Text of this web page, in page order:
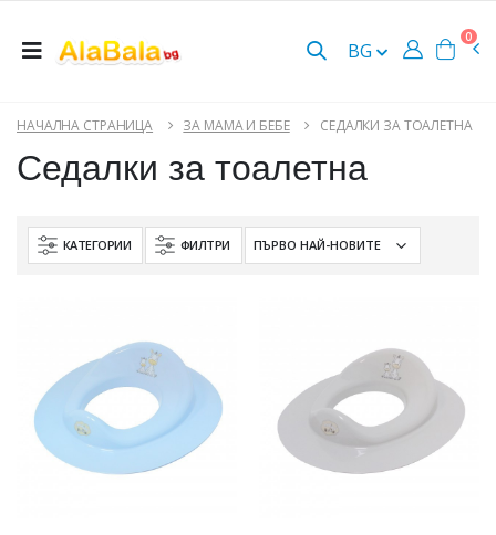
BG
0
НАЧАЛНА СТРАНИЦА ЗА МАМА И БЕБЕ СЕДАЛКИ ЗА ТОАЛЕТНА
Седалки за тоалетна
КАТЕГОРИИ ФИЛТРИ